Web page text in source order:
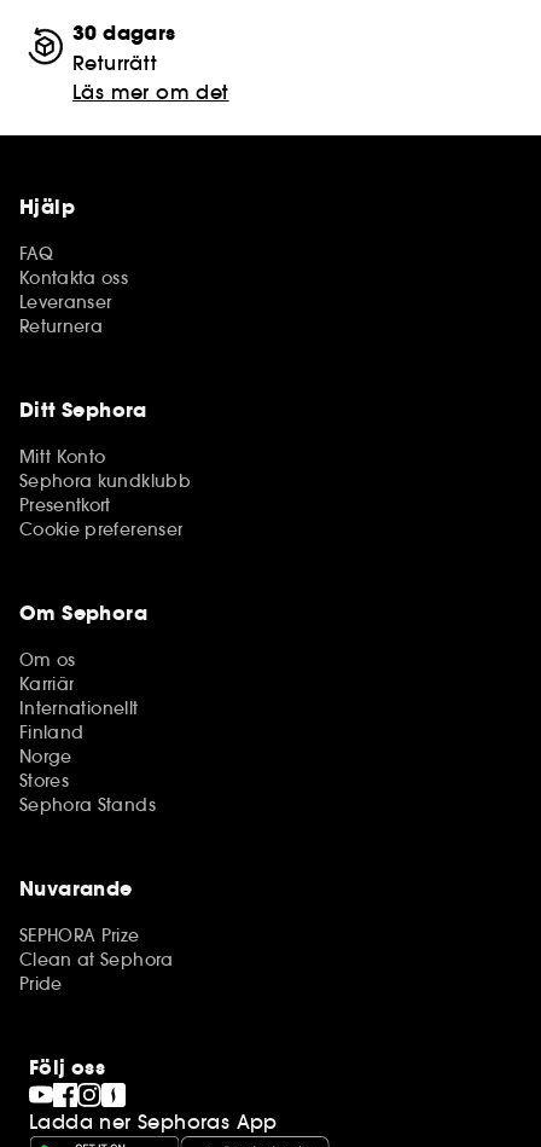
30 dagars
Returrätt
Läs mer om det
Hjälp
FAQ
Kontakta oss
Leveranser
Returnera
Ditt Sephora
Mitt Konto
Sephora kundklubb
Presentkort
Cookie preferenser
Om Sephora
Om os
Karriär
Internationellt
Finland
Norge
Stores
Sephora Stands
Nuvarande
SEPHORA Prize
Clean at Sephora
Pride
Följ oss
Ladda ner Sephoras App